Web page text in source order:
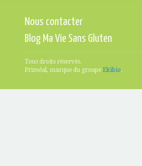
Nous contacter
Blog Ma Vie Sans Gluten
Tous droits réservés.
Priméal, marque du groupe Ekibio.